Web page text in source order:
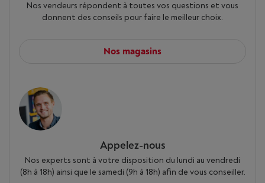
Nos vendeurs répondent à toutes vos questions et vous
donnent des conseils pour faire le meilleur choix.
Nos magasins
Appelez-nous
Nos experts sont à votre disposition du lundi au vendredi
(8h à 18h) ainsi que le samedi (9h à 18h) afin de vous conseiller.